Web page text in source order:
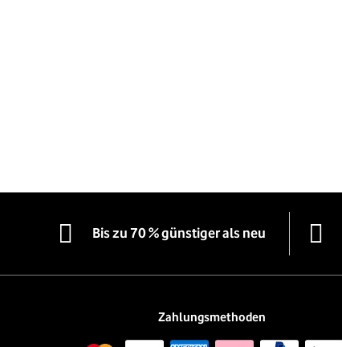
Bis zu 70 % günstiger als neu
Zahlungsmethoden